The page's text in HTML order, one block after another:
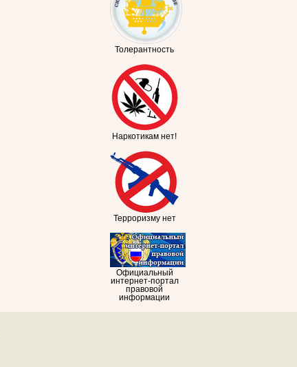
Толерантность
Наркотикам нет!
Терроризму нет
Официальный
интернет-портал
правовой
информации